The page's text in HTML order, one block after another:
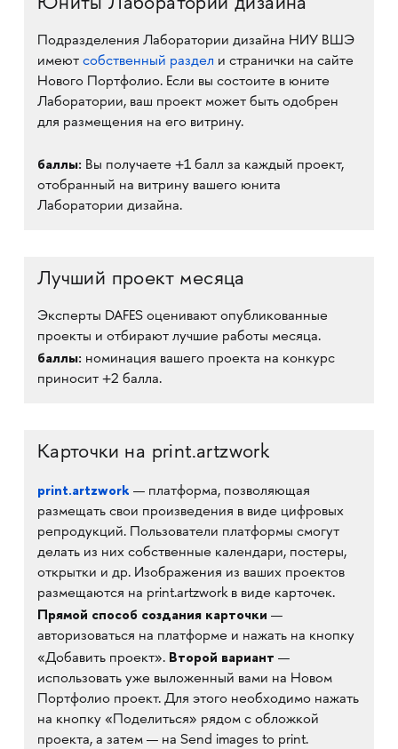
Юниты Лаборатории дизайна
Подразделения Лаборатории дизайна НИУ ВШЭ
имеют собственный раздел и странички на сайте
Нового Портфолио. Если вы состоите в юните
Лаборатории, ваш проект может быть одобрен
для размещения на его витрину.
баллы: Вы получаете +1 балл за каждый проект,
отобранный на витрину вашего юнита
Лаборатории дизайна.
Лучший проект месяца
Эксперты DAFES оценивают опубликованные
проекты и отбирают лучшие работы месяца.
баллы: номинация вашего проекта на конкурс
приносит +2 балла.
Карточки на print.artzwork
print.artzwork — платформа, позволяющая
размещать свои произведения в виде цифровых
репродукций. Пользователи платформы смогут
делать из них собственные календари, постеры,
открытки и др. Изображения из ваших проектов
размещаются на print.artzwork в виде карточек.
Прямой способ создания карточки —
авторизоваться на платформе и нажать на кнопку
«Добавить проект». Второй вариант —
использовать уже выложенный вами на Новом
Портфолио проект. Для этого необходимо нажать
на кнопку «Поделиться» рядом с обложкой
проекта, а затем — на Send images to print.